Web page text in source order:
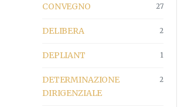
CONVEGNO 27
DELIBERA 2
DEPLIANT 1
DETERMINAZIONE
DIRIGENZIALE
2